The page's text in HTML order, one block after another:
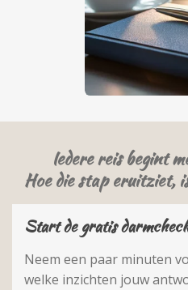
Iedere reis begint
Hoe die stap eruitziet,
Start de gratis
Neem een paar minuten
welke inzichten jouw